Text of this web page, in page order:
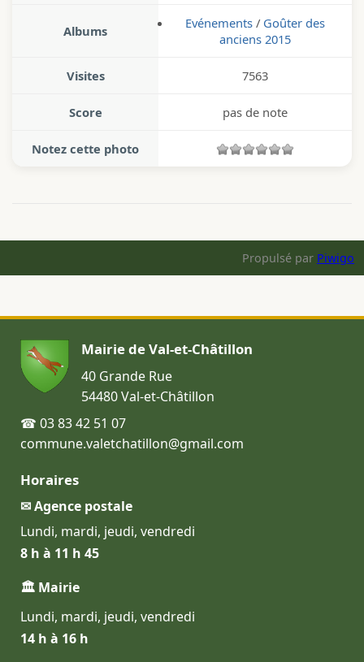
Albums Evénements / Goûter des
anciens 2015
Visites 7563
Score pas de note
Notez cette photo
Propulsé par Piwigo
Mairie de Val-et-Châtillon
40 Grande Rue
54480 Val-et-Châtillon
☎ 03 83 42 51 07
commune.valetchatillon@gmail.com
Horaires
✉ Agence postale
Lundi, mardi, jeudi, vendredi
8 h à 11 h 45
🏛 Mairie
Lundi, mardi, jeudi, vendredi
14 h à 16 h